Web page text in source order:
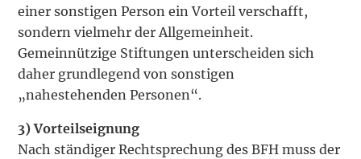
einer sonstigen Person ein Vorteil verschafft,
sondern vielmehr der Allgemeinheit.
Gemeinnützige Stiftungen unterscheiden sich
daher grundlegend von sonstigen
„nahestehenden Personen“.
3) Vorteilseignung
Nach ständiger Rechtsprechung des BFH muss der